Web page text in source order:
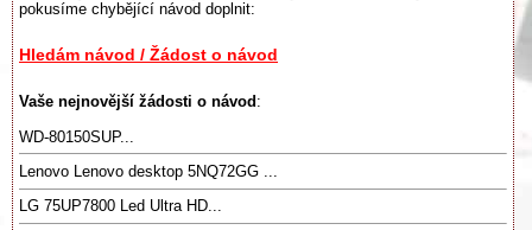
pokusíme chybějící návod doplnit:
Hledám návod / Žádost o návod
Vaše nejnovější žádosti o návod :
WD-80150SUP...
Lenovo Lenovo desktop 5NQ72GG ...
LG 75UP7800 Led Ultra HD...